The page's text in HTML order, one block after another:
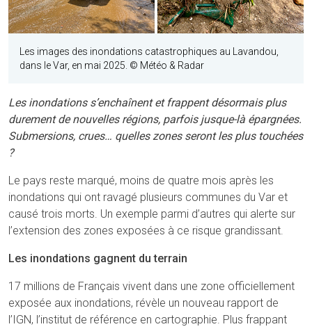
Les images des inondations catastrophiques au Lavandou,
dans le Var, en mai 2025. © Météo & Radar
Les inondations s’enchaînent et frappent désormais plus
durement de nouvelles régions, parfois jusque-là épargnées.
Submersions, crues… quelles zones seront les plus touchées
?
Le pays reste marqué, moins de quatre mois après les
inondations qui ont ravagé plusieurs communes du Var et
causé trois morts. Un exemple parmi d’autres qui alerte sur
l’extension des zones exposées à ce risque grandissant.
Les inondations gagnent du terrain
17 millions de Français vivent dans une zone officiellement
exposée aux inondations, révèle un nouveau rapport de
l’IGN, l’institut de référence en cartographie. Plus frappant